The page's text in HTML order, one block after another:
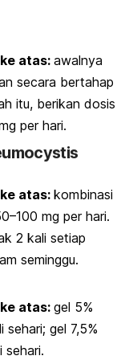
atas: awalnya
secara bertahap
itu, berikan dosis
per hari.
atas: kombinasi
mg per hari.
2 kali setiap
seminggu.
atas: gel 5%
gel 7,5%
sehari.